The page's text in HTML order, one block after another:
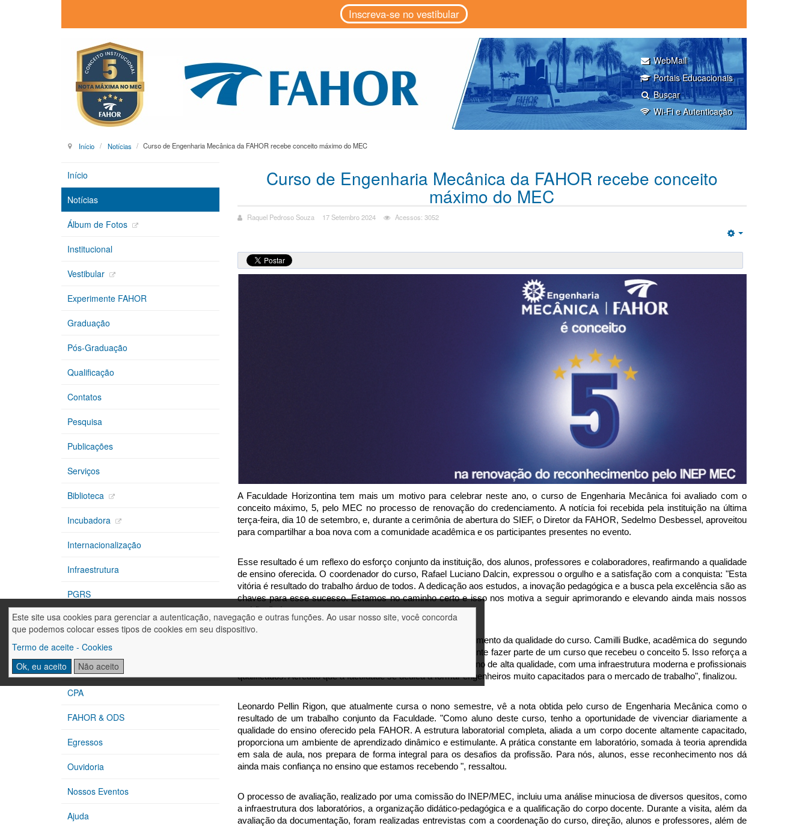
Este site usa cookies para gerenciar a autenticação, navegação e outras funções. Ao usar nosso site, você concorda
que podemos colocar esses tipos de cookies em seu dispositivo.
Termo de aceite - Cookies
Ok, eu aceito
Não aceito
Inscreva-se no vestibular
WebMail
Portais Educacionais
Buscar
Wi-Fi e Autenticação
Início Notícias Curso de Engenharia Mecânica da FAHOR recebe conceito máximo do MEC
Curso de Engenharia Mecânica da FAHOR recebe conceito
máximo do MEC
Raquel Pedroso Souza 17 Setembro 2024 Acessos: 3052
A Faculdade Horizontina tem mais um motivo para celebrar neste ano, o curso de Engenharia Mecânica foi avaliado com o
conceito máximo, 5, pelo MEC no processo de renovação do credenciamento. A notícia foi recebida pela instituição na última
terça-feira, dia 10 de setembro, e, durante a cerimônia de abertura do SIEF, o Diretor da FAHOR, Sedelmo Desbessel, aproveitou
para compartilhar a boa nova com a comunidade acadêmica e os participantes presentes no evento.
Esse resultado é um reflexo do esforço conjunto da instituição, dos alunos, professores e colaboradores, reafirmando a qualidade
de ensino oferecida. O coordenador do curso, Rafael Luciano Dalcin, expressou o orgulho e a satisfação com a conquista: "Esta
vitória é resultado do trabalho árduo de todos. A dedicação aos estudos, a inovação pedagógica e a busca pela excelência são as
chaves para esse sucesso. Estamos no caminho certo e isso nos motiva a seguir aprimorando e elevando ainda mais nossos
padrões", destacou.
Para os estudantes, a avaliação também reforça o reconhecimento da qualidade do curso. Camilli Budke, acadêmica do  segundo
semestre de Engenharia Mecânica, ressaltou que "é gratificante fazer parte de um curso que recebeu o conceito 5. Isso reforça a
excelência e o compromisso da FAHOR em manter um ensino de alta qualidade, com uma infraestrutura moderna e profissionais
qualificados. Acredito que a faculdade se dedica a formar engenheiros muito capacitados para o mercado de trabalho", finalizou.
Leonardo Pellin Rigon, que atualmente cursa o nono semestre, vê a nota obtida pelo curso de Engenharia Mecânica como o
resultado de um trabalho conjunto da Faculdade. "Como aluno deste curso, tenho a oportunidade de vivenciar diariamente a
qualidade do ensino oferecido pela FAHOR. A estrutura laboratorial completa, aliada a um corpo docente altamente capacitado,
proporciona um ambiente de aprendizado dinâmico e estimulante. A prática constante em laboratório, somada à teoria aprendida
em sala de aula, nos prepara de forma integral para os desafios da profissão. Para nós, alunos, esse reconhecimento nos dá
ainda mais confiança no ensino que estamos recebendo ", ressaltou.
O processo de avaliação, realizado por uma comissão do INEP/MEC, incluiu uma análise minuciosa de diversos quesitos, como
a infraestrutura dos laboratórios, a organização didático-pedagógica e a qualificação do corpo docente. Durante a visita, além da
avaliação da documentação, foram realizadas entrevistas com a coordenação do curso, direção, alunos e professores, além de
Início
Notícias
Álbum de Fotos
Institucional
Vestibular
Experimente FAHOR
Graduação
Pós-Graduação
Qualificação
Contatos
Pesquisa
Publicações
Serviços
Biblioteca
Incubadora
Internacionalização
Infraestrutura
PGRS
CIPA
Extensão
Núcleos de Apoio
CPA
FAHOR & ODS
Egressos
Ouvidoria
Nossos Eventos
Ajuda